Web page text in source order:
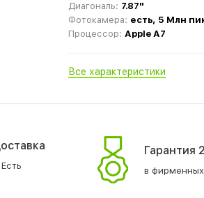
Диагональ: 7.87"
Фотокамера: есть, 5 Млн
Процессор: Apple A7
Все характеристики
Гарантия
в